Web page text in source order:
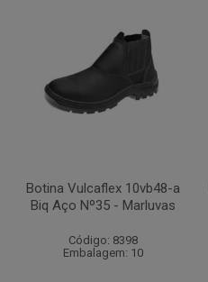
Botina Vulcaflex 10vb48-a
Biq Aço Nº35 - Marluvas
Código: 8398
Embalagem: 10